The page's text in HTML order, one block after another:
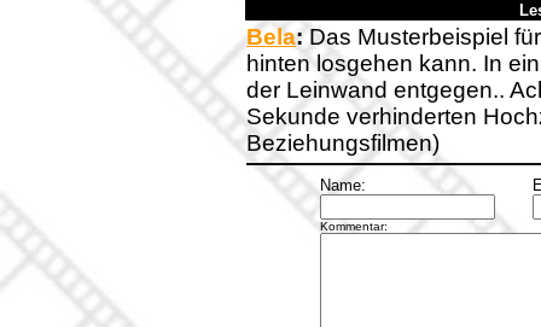
Bela: Das Musterbeispiel
hinten losgehen kann. In
der Leinwand entgegen..
Sekunde verhinderten
Beziehungsfilmen)
Name:
Kommentar: